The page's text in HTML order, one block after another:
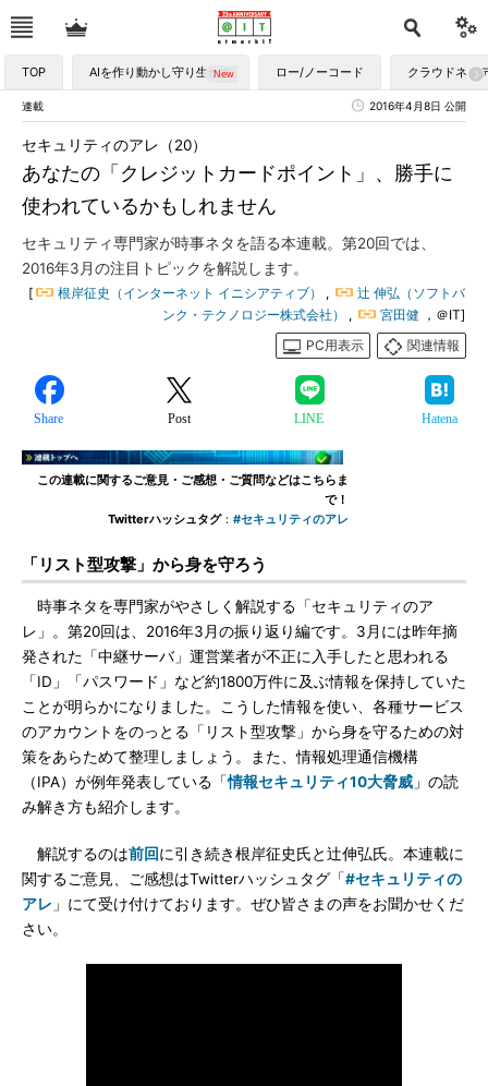
TOP AIを作り動かし守り生かす ロー/ノーコード クラウドネイ
連載 2016年4月8日 公開
あなたの「クレジットカードポイント」、勝手に
使われているかもしれません
セキュリティのアレ（20）
セキュリティ専門家が時事ネタを語る本連載。第20回では、
2016年3月の注目トピックを解説します。
[ 根岸征史（インターネット イニシアティブ） ,
辻 伸弘（ソフトバ
ンク・テクノロジー株式会社）
, 宮田健 ，＠IT]
PC用表示
関連情報
Share Post LINE Hatena
この連載に関するご意見・ご感想・ご質問などはこちらま
で！
Twitterハッシュタグ： #セキュリティのアレ
「リスト型攻撃」から身を守ろう
時事ネタを専門家がやさしく解説する「セキュリティのア
レ」。第20回は、2016年3月の振り返り編です。3月には昨年摘
発された「中継サーバ」運営業者が不正に入手したと思われる
「ID」「パスワード」など約1800万件に及ぶ情報を保持していた
ことが明らかになりました。こうした情報を使い、各種サービス
のアカウントをのっとる「リスト型攻撃」から身を守るための対
策をあらためて整理しましょう。また、情報処理通信機構
（IPA）が例年発表している「情報セキュリティ10大脅威 」の読
み解き方も紹介します。
解説するのは前回に引き続き根岸征史氏と辻伸弘氏。本連載に
関するご意見、ご感想はTwitterハッシュタグ「#セキュリティの
アレ 」にて受け付けております。ぜひ皆さまの声をお聞かせくだ
さい。